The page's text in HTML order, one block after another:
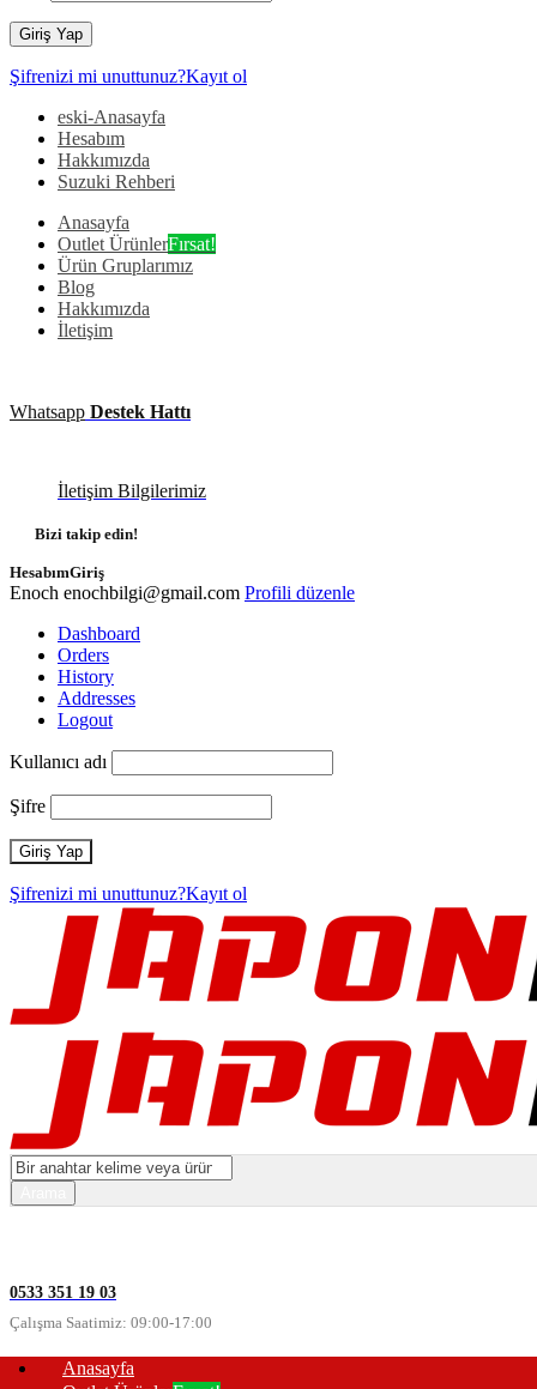
Şifrenizi mi unuttunuz?Kayıt ol
eski-Anasayfa
Hesabım
Hakkımızda
Suzuki Rehberi
Anasayfa
Outlet ÜrünlerFırsat!
Ürün Gruplarımız
Blog
Hakkımızda
İletişim
Whatsapp Destek Hattı
İletişim Bilgilerimiz
Bizi takip edin!
HesabımGiriş
Enoch enochbilgi@gmail.com Profili düzenle
Dashboard
Orders
History
Addresses
Logout
Kullanıcı adı
Şifre
Şifrenizi mi unuttunuz?Kayıt ol
0533 351 19 03
Çalışma Saatimiz: 09:00-17:00
Anasayfa